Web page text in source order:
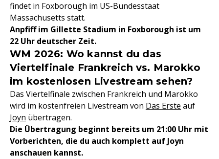
findet in Foxborough im US-Bundesstaat
Massachusetts statt.
Anpfiff im Gillette Stadium in Foxborough ist um
22 Uhr deutscher Zeit.
WM 2026: Wo kannst du das
Viertelfinale Frankreich vs. Marokko
im kostenlosen Livestream sehen?
Das Viertelfinale zwischen Frankreich und Marokko
wird im kostenfreien Livestream von Das Erste auf
Joyn übertragen.
Die Übertragung beginnt bereits um 21:00 Uhr mit
Vorberichten, die du auch komplett auf Joyn
anschauen kannst.